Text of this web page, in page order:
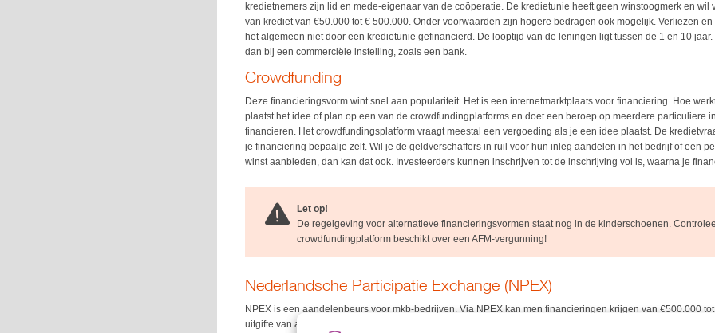
kredietnemers zijn lid en mede-eigenaar van de coöperatie. De kredietunie heeft geen winstoogmerk en wil
van krediet van €50.000 tot € 500.000. Onder voorwaarden zijn hogere bedragen ook mogelijk. Verliezen
het algemeen niet door een kredietunie gefinancierd. De looptijd van de leningen ligt tussen de 1 en 10
dan bij een commerciële instelling, zoals een bank.
Crowdfunding
Deze financieringsvorm wint snel aan populariteit. Het is een internetmarktplaats voor financiering. Hoe
plaatst het idee of plan op een van de crowdfundingplatforms en doet een beroep op meerdere particuliere
financieren. Het crowdfundingsplatform vraagt meestal een vergoeding als je een idee plaatst. De
je financiering bepaalje zelf. Wil je de geldverschaffers in ruil voor hun inleg aandelen in het bedrijf of een
winst aanbieden, dan kan dat ook. Investeerders kunnen inschrijven tot de inschrijving vol is, waarna je
Let op!
De regelgeving voor alternatieve financieringsvormen staat nog in de kinderschoenen.
crowdfundingplatform beschikt over een AFM-vergunning!
Nederlandsche Participatie Exchange (NPEX)
NPEX is een aandelenbeurs voor mkb-bedrijven. Via NPEX kan men financieringen krijgen van €500.000
uitgifte van aandelen of obligaties. Vereist is dat je bedrijf minstens drie jaar bestaat en in deze drie jaar